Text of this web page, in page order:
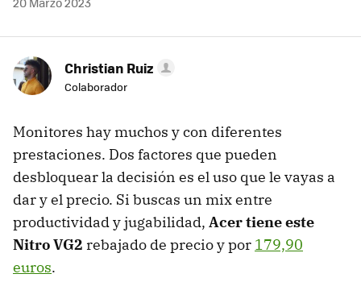
Christian Ruiz
Colaborador
Monitores hay muchos y con diferentes
prestaciones. Dos factores que pueden
desbloquear la decisión es el uso que le vayas a
dar y el precio. Si buscas un mix entre
productividad y jugabilidad, Acer tiene este
Nitro VG2 rebajado de precio y por 179,90
euros.